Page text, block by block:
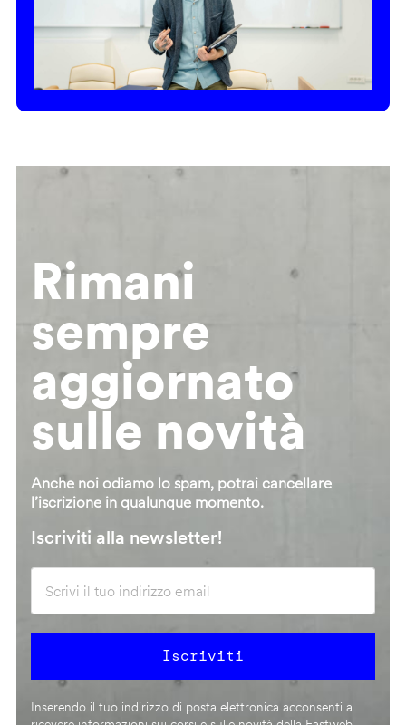
Rimani
sempre
aggiornato
sulle novità
Anche noi odiamo lo spam, potrai cancellare
l’iscrizione in qualunque momento.
Iscriviti alla newsletter!
Inserendo il tuo indirizzo di posta elettronica acconsenti a